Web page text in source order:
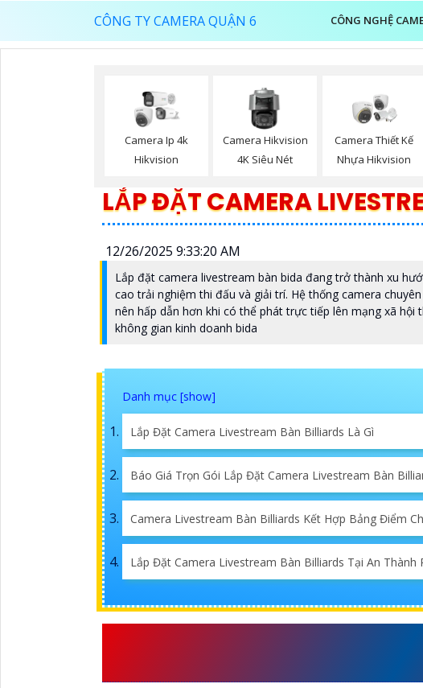
CÔNG TY CAMERA QUẬN 6 CÔNG NGHỆ
Camera Ip 4k
Hikvision
Camera Hikvision
4K Siêu Nét
Camera Thiết Kế
Nhựa Hikvision
LẮP ĐẶT CAMERA
12/26/2025 9:33:20 AM
Lắp đặt camera livestream bàn bida đang trở thành xu
cao trải nghiệm thi đấu và giải trí. Hệ thống camera
nên hấp dẫn hơn khi có thể phát trực tiếp lên mạng xã
không gian kinh doanh bida
Lắp Đặt Camera Livestream Bàn Billiards Là Gì
Báo Giá Trọn Gói Lắp Đặt Camera Livestream Bàn
Camera Livestream Bàn Billiards Kết Hợp Bảng Điểm
Lắp Đặt Camera Livestream Bàn Billiards Tại An Thành